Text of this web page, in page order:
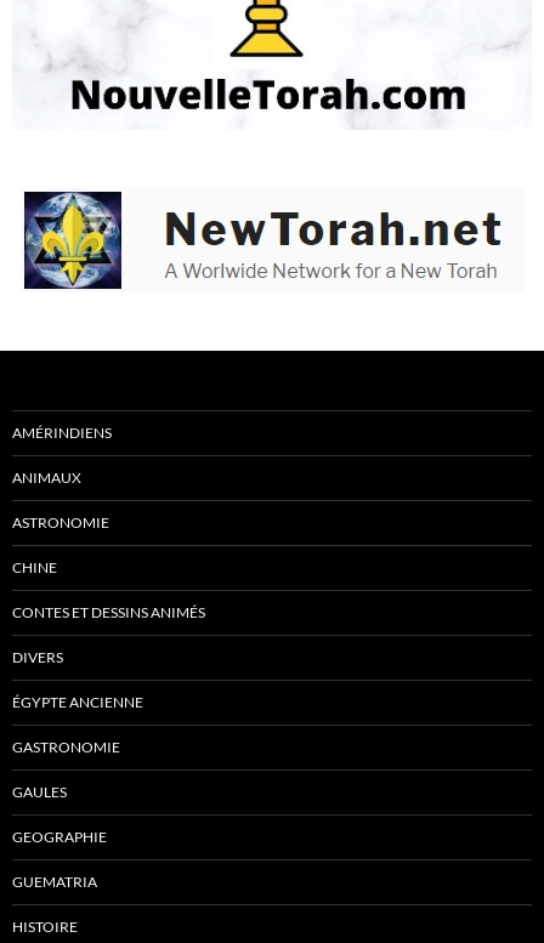
AMÉRINDIENS
ANIMAUX
ASTRONOMIE
CHINE
CONTES ET DESSINS ANIMÉS
DIVERS
ÉGYPTE ANCIENNE
GASTRONOMIE
GAULES
GEOGRAPHIE
GUEMATRIA
HISTOIRE